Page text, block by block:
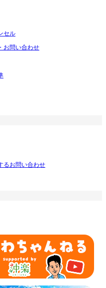
セル
お問い合わせ
るお問い合わせ